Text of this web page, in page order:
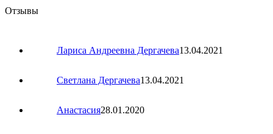
Отзывы
Лариса Андреевна Дергачева13.04.2021
Светлана Дергачева13.04.2021
Анастасия28.01.2020